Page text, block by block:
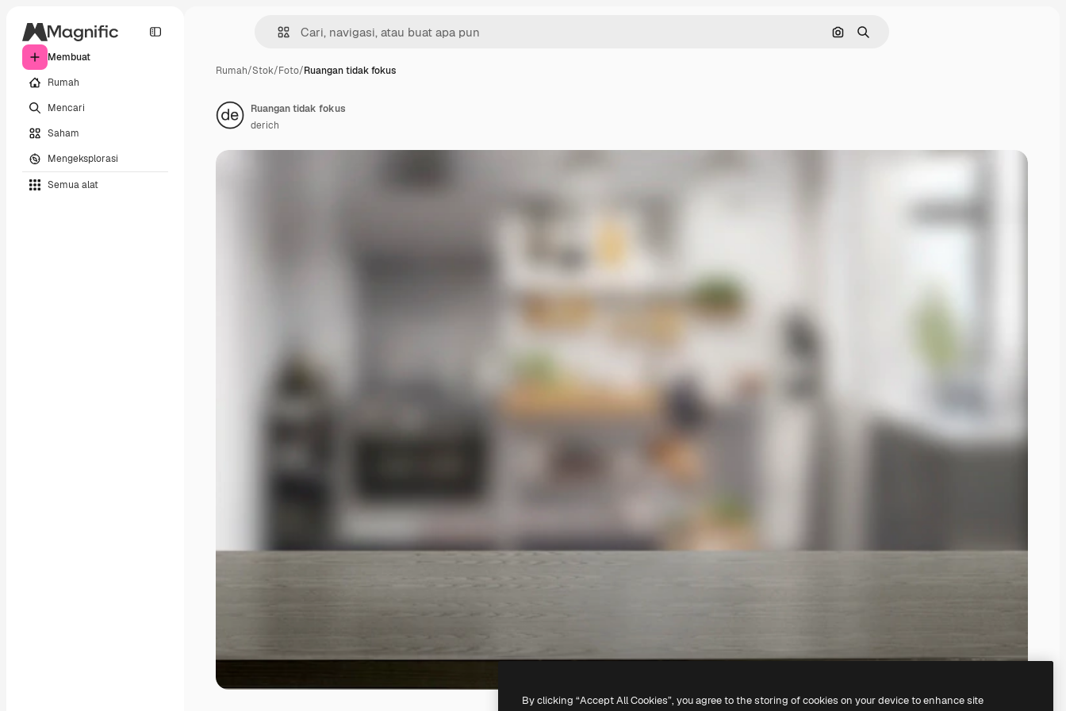
Membuat
Rumah
Mencari
Saham
Mengeksplorasi
Semua alat
Pencarian berdasarkan gambar
Mencari
Rumah/Stok/Foto/Ruangan tidak fokus
Ruangan tidak fokus
derich
By clicking “Accept All Cookies”, you agree to the storing of cookies on your device to enhance site